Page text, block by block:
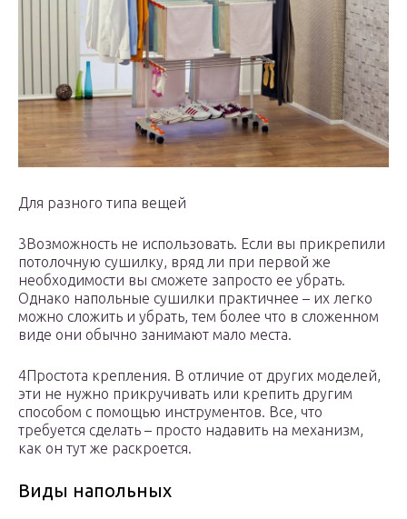
Для разного типа вещей
3Возможность не использовать. Если вы прикрепили
потолочную сушилку, вряд ли при первой же
необходимости вы сможете запросто ее убрать.
Однако напольные сушилки практичнее – их легко
можно сложить и убрать, тем более что в сложенном
виде они обычно занимают мало места.
4Простота крепления. В отличие от других моделей,
эти не нужно прикручивать или крепить другим
способом с помощью инструментов. Все, что
требуется сделать – просто надавить на механизм,
как он тут же раскроется.
Виды напольных